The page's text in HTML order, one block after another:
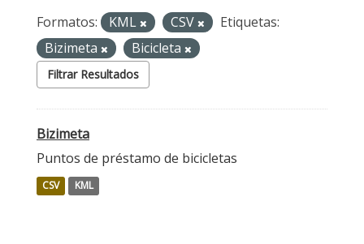
Formatos: KML CSV
Etiquetas:
Bizimeta
Bicicleta
Filtrar Resultados
Bizimeta
Puntos de préstamo de bicicletas
CSV KML